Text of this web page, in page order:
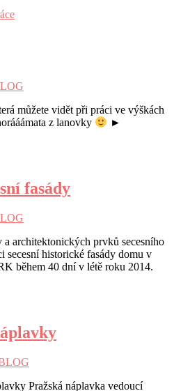
můžete vidět při práci ve výškách
z lanovky
►
fasády
architektonických prvků secesního
historické fasády domu v
během 40 dní v létě roku 2014.
Pražská náplavka vedoucí